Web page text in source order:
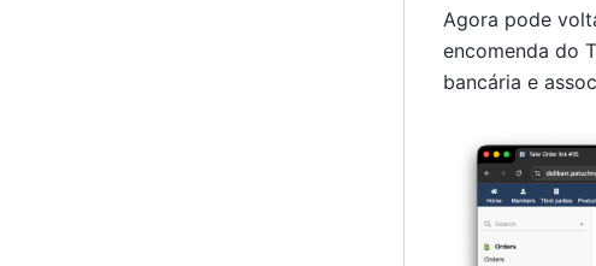
Agora pode
encomenda do
bancária e